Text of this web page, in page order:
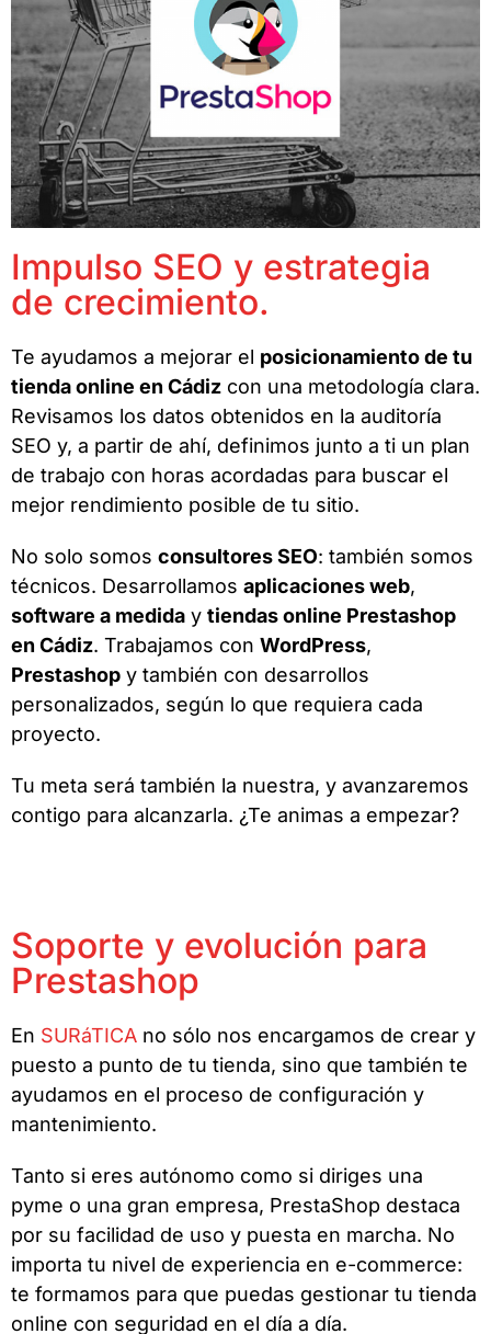
Impulso SEO y estrategia
de crecimiento.
Te ayudamos a mejorar el posicionamiento de tu
tienda online en Cádiz con una metodología clara.
Revisamos los datos obtenidos en la auditoría
SEO y, a partir de ahí, definimos junto a ti un plan
de trabajo con horas acordadas para buscar el
mejor rendimiento posible de tu sitio.
No solo somos consultores SEO: también somos
técnicos. Desarrollamos aplicaciones web,
software a medida y tiendas online Prestashop
en Cádiz. Trabajamos con WordPress,
Prestashop y también con desarrollos
personalizados, según lo que requiera cada
proyecto.
Tu meta será también la nuestra, y avanzaremos
contigo para alcanzarla. ¿Te animas a empezar?
Soporte y evolución para
Prestashop
En SURáTICA no sólo nos encargamos de crear y
puesto a punto de tu tienda, sino que también te
ayudamos en el proceso de configuración y
mantenimiento.
Tanto si eres autónomo como si diriges una
pyme o una gran empresa, PrestaShop destaca
por su facilidad de uso y puesta en marcha. No
importa tu nivel de experiencia en e-commerce:
te formamos para que puedas gestionar tu tienda
online con seguridad en el día a día.